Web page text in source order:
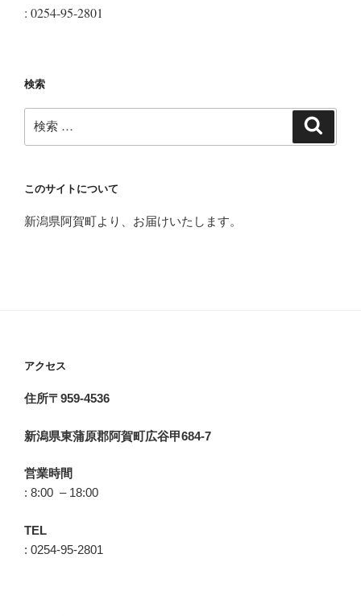
: 0254-95-2801
検索
検
索:
このサイトについて
新潟県阿賀町より、お届けいたします。
アクセス
住所〒959-4536
新潟県東蒲原郡阿賀町広谷甲684-7
営業時間
: 8:00 – 18:00
TEL
: 0254-95-2801